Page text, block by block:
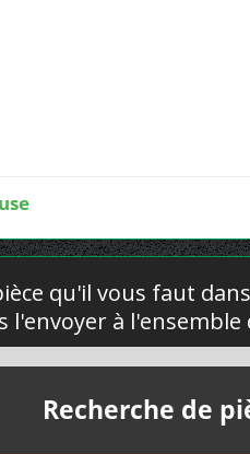
qu'il vous faut
l'envoyer à
Recherche de